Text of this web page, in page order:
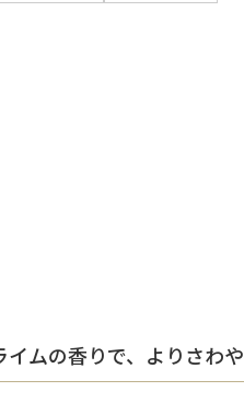
ムの香りで、よりさわや